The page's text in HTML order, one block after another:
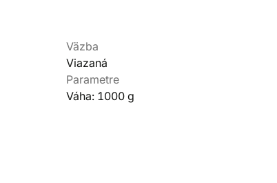
Väzba
Viazaná
Parametre
Váha: 1000 g